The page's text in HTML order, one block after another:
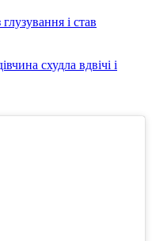
і став
схудла вдвічі і